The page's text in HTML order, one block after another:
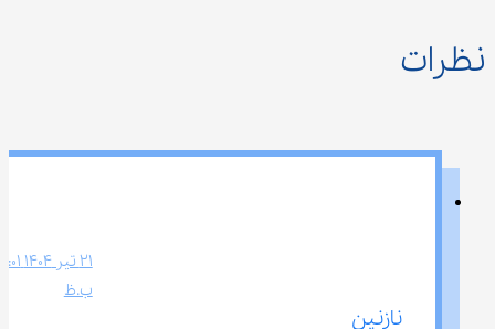
نظرات
نازنین
ب.ظ